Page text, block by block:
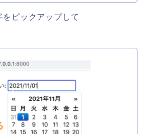
ピックアップして